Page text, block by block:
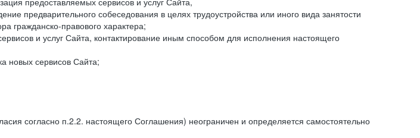
предварительного собеседования в целях трудоустройства или иного вида занятости
гражданско-правового характера;
и услуг Сайта, контактирование иным способом для исполнения настоящего
новых сервисов Сайта;
согласно п.2.2. настоящего Соглашения) неограничен и определяется самостоятельно